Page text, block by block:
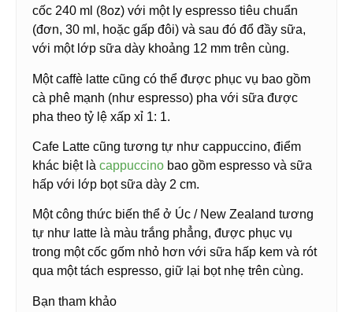
cốc 240 ml (8oz) với một ly espresso tiêu chuẩn
(đơn, 30 ml, hoặc gấp đôi) và sau đó đổ đầy sữa,
với một lớp sữa dày khoảng 12 mm trên cùng.
Một caffè latte cũng có thể được phục vụ bao gồm
cà phê mạnh (như espresso) pha với sữa được
pha theo tỷ lệ xấp xỉ 1: 1.
Cafe Latte cũng tương tự như cappuccino, điểm
khác biệt là cappuccino bao gồm espresso và sữa
hấp với lớp bọt sữa dày 2 cm.
Một công thức biến thể ở Úc / New Zealand tương
tự như latte là màu trắng phẳng, được phục vụ
trong một cốc gốm nhỏ hơn với sữa hấp kem và rót
qua một tách espresso, giữ lại bọt nhẹ trên cùng.
Bạn tham khảo